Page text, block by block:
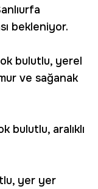
bekleniyor.
bulutlu, yerel
ve sağanak
bulutlu, aralıklı
yer yer